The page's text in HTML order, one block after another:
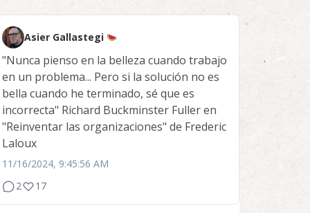
Asier Gallastegi
"Nunca pienso en la belleza cuando trabajo
en un problema... Pero si la solución no es
bella cuando he terminado, sé que es
incorrecta" Richard Buckminster Fuller en
"Reinventar las organizaciones" de Frederic
Laloux
11/16/2024, 9:45:56 AM
2
17